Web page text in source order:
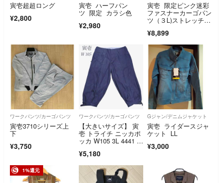
寅壱超超ロング
¥2,800
寅壱 ハーフパン
ツ 限定 カラシ色
¥2,980
寅壱 限定ピンク迷彩
ファスナーカーゴパン
ツ（３L)ストレッチヒ
¥8,899
ワークパンツ/カーゴパンツ
寅壱3710シリーズ上
下
¥3,750
ワークパンツ/カーゴパンツ
【大きいサイズ】 寅
壱 トライチ ニッカポ
ッカ W105 3L 4441 作
¥5,180
Gジャン/デニムジャケット
寅壱 ライダースジャ
ケット LL
¥3,000
1%還元